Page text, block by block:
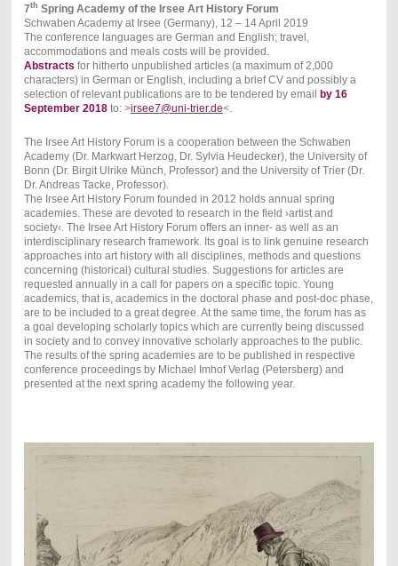
7th Spring Academy of the Irsee Art History Forum
Schwaben Academy at Irsee (Germany), 12 – 14 April 2019
The conference languages are German and English; travel,
accommodations and meals costs will be provided.
Abstracts for hitherto unpublished articles (a maximum of 2,000
characters) in German or English, including a brief CV and possibly a
selection of relevant publications are to be tendered by email by 16
September 2018to: >irsee7@uni-trier.de<.
The Irsee Art History Forum is a cooperation between the Schwaben
Academy (Dr. Markwart Herzog, Dr. Sylvia Heudecker), the University of
Bonn (Dr. Birgit Ulrike Münch, Professor) and the University of Trier (Dr.
Dr. Andreas Tacke, Professor).
The Irsee Art History Forum founded in 2012 holds annual spring
academies. These are devoted to research in the field ›artist and
society‹. The Irsee Art History Forum offers an inner- as well as an
interdisciplinary research framework. Its goal is to link genuine research
approaches into art history with all disciplines, methods and questions
concerning (historical) cultural studies. Suggestions for articles are
requested annually in a call for papers on a specific topic. Young
academics, that is, academics in the doctoral phase and post-doc phase,
are to be included to a great degree. At the same time, the forum has as
a goal developing scholarly topics which are currently being discussed
in society and to convey innovative scholarly approaches to the public.
The results of the spring academies are to be published in respective
conference proceedings by Michael Imhof Verlag (Petersberg) and
presented at the next spring academy the following year.